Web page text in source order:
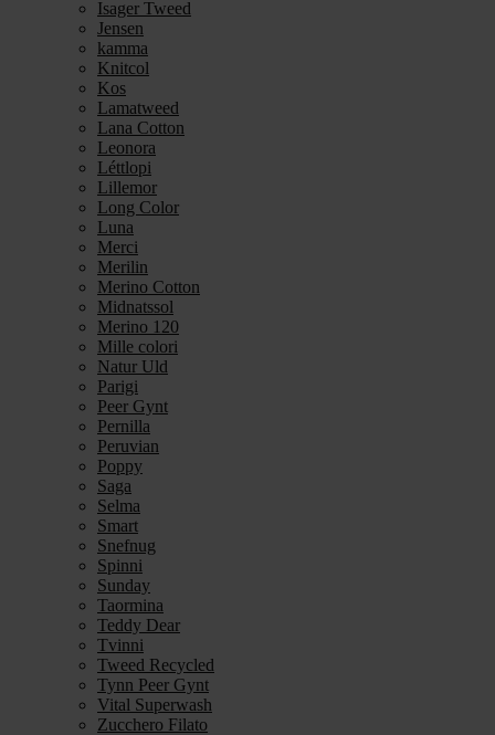
Isager Tweed
Jensen
kamma
Knitcol
Kos
Lamatweed
Lana Cotton
Leonora
Léttlopi
Lillemor
Long Color
Luna
Merci
Merilin
Merino Cotton
Midnatssol
Merino 120
Mille colori
Natur Uld
Parigi
Peer Gynt
Pernilla
Peruvian
Poppy
Saga
Selma
Smart
Snefnug
Spinni
Sunday
Taormina
Teddy Dear
Tvinni
Tweed Recycled
Tynn Peer Gynt
Vital Superwash
Zucchero Filato